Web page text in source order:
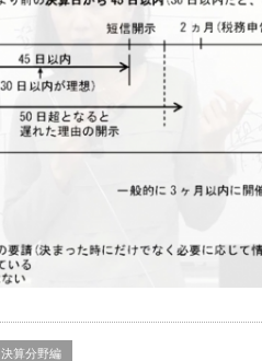
決算分野編